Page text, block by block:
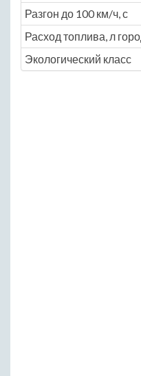
Разгон до 100 км/ч, с
Расход топлива, л
Экологический класс